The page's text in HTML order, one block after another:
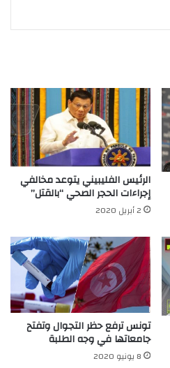
الرئيس الفليبيني يتوعد مخالفي
إجراءات الحجر الصحي “بالقتل”
2 أبريل 2020
تونس ترفع حظر التجوال وتفتح
جامعاتها في وجه الطلبة
8 يونيو 2020